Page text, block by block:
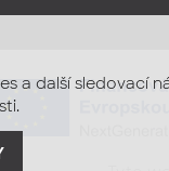
a další sledovací